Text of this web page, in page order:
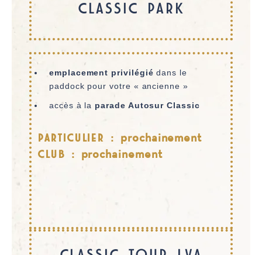
CLASSIC PARK
emplacement privilégié dans le
paddock pour votre « ancienne »
accès à la parade Autosur Classic
PARTICULIER : prochainement
CLUB : prochainement